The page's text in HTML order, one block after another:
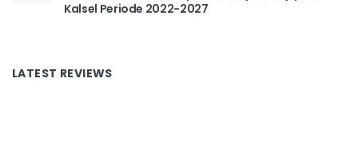
Kalsel Periode 2022-2027
LATEST REVIEWS